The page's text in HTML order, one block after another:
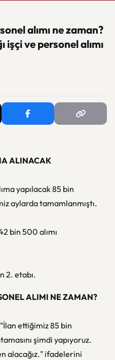
alımı ne zaman?
işçi ve personel alımı
ALINACAK
yapılacak 85 bin
aylarda tamamlanmıştı.
bin 500 alımı
2. etabı.
ALIMI NE ZAMAN?
ettiğimiz 85 bin
şimdi yapıyoruz.
alacağız." ifadelerini